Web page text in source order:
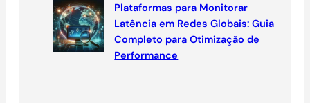
Plataformas para Monitorar
Latência em Redes Globais: Guia
Completo para Otimização de
Performance